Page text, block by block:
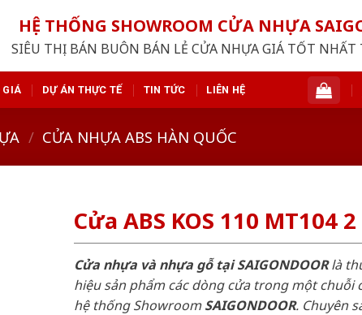
HỆ THỐNG SHOWROOM CỬA NHỰA
SIÊU THỊ BÁN BUÔN BÁN LẺ CỬA NHỰA GIÁ TỐT NHẤT
GIÁ DỰ ÁN THỰC TẾ TIN TỨC LIÊN HỆ
/ CỬA NHỰA ABS HÀN QUỐC
Cửa ABS KOS 110 MT104 2
Cửa nhựa và nhựa gỗ tại SAIGONDOORlà
hiệu sản phẩm các dòng cửa trong một chuỗi
hệ thống ShowroomSAIGONDOOR. Chuyên